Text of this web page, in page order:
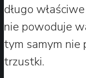
długo
nie powoduje
tym samym nie
trzustki.